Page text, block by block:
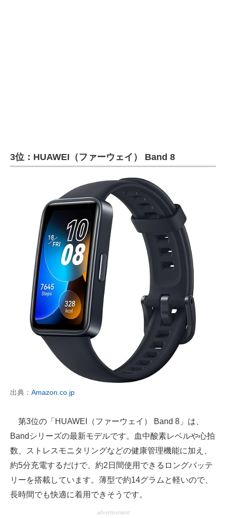
3位：HUAWEI（ファーウェイ） Band 8
出典： Amazon.co.jp
第3位の「HUAWEI（ファーウェイ） Band 8」は、
Bandシリーズの最新モデルです。血中酸素レベルや心拍
数、ストレスモニタリングなどの健康管理機能に加え、
約5分充電するだけで、約2日間使用できるロングバッテ
リーを搭載しています。薄型で約14グラムと軽いので、
長時間でも快適に着用できそうです。
advertisement